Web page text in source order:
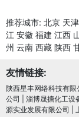
推荐城市: 北京 天津
江 安徽 福建 江西
州 云南 西藏 陕西
友情链接:
陕西星丰网络科技有限
公司
淄博晟搪化工设
源实业发展有限公司